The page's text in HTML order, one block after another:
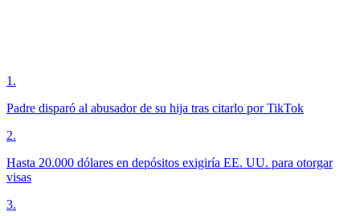
1 .
Padre disparó al abusador de su hija tras citarlo por TikTok
2.
Hasta 20.000 dólares en depósitos exigiría EE. UU. para otorgar
visas
3.